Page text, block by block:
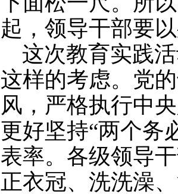
起，领导干部要
这次教育实践
这样的考虑。党
风，严格执行中
更好坚持“两个务
表率。各级领导
正衣冠、洗洗澡